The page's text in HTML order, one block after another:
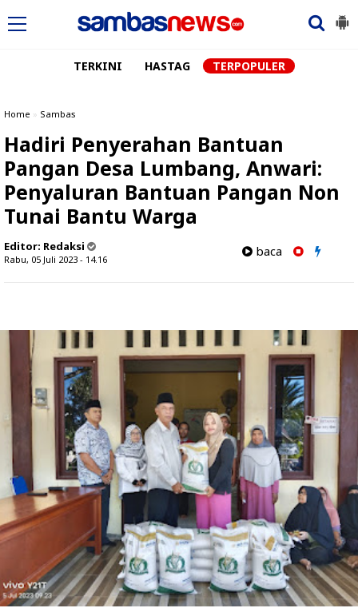
TERKINI HASTAG TERPOPULER
Home » Sambas
Hadiri Penyerahan Bantuan
Pangan Desa Lumbang, Anwari:
Penyaluran Bantuan Pangan Non
Tunai Bantu Warga
Editor: Redaksi
Rabu, 05 Juli 2023 - 14.16
baca